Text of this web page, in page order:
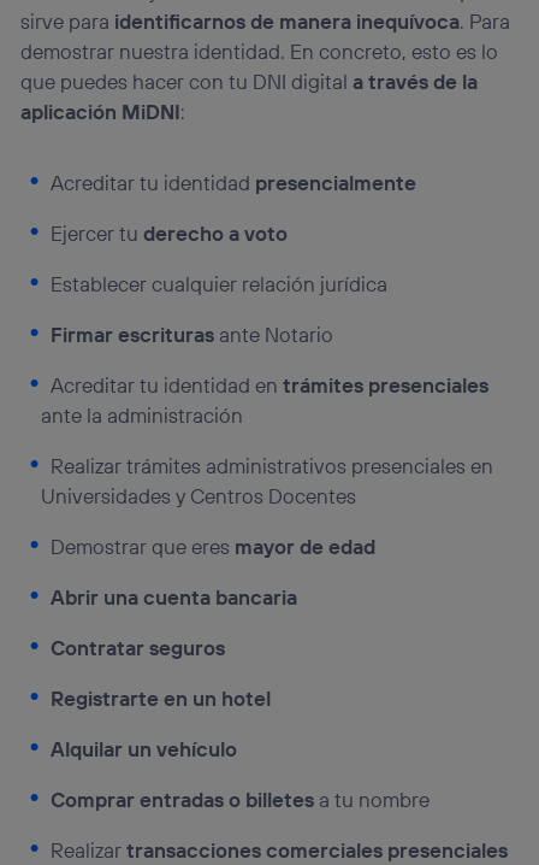
sirve para identificarnos de manera inequívoca. Para
demostrar nuestra identidad. En concreto, esto es lo
que puedes hacer con tu DNI digital a través de la
aplicación MiDNI:
Acreditar tu identidad presencialmente
Ejercer tuderecho a voto
Establecer cualquier relación jurídica
Firmar escrituras ante Notario
Acreditar tu identidad entrámites presenciales
ante la administración
Realizar trámites administrativos presenciales en
Universidades y Centros Docentes
Demostrar que eres mayor de edad
Abrir una cuenta bancaria
Contratar seguros
Registrarte en un hotel
Alquilar un vehículo
Comprar entradas o billetes a tu nombre
Realizartransacciones comerciales presenciales